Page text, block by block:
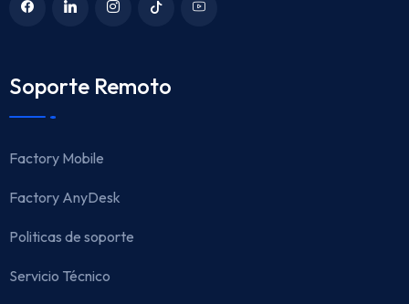
Soporte Remoto
Factory Mobile
Factory AnyDesk
Politicas de soporte
Servicio Técnico